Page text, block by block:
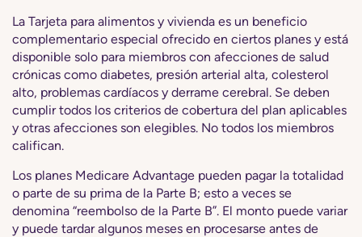
La Tarjeta para alimentos y vivienda es un beneficio
complementario especial ofrecido en ciertos planes y está
disponible solo para miembros con afecciones de salud
crónicas como diabetes, presión arterial alta, colesterol
alto, problemas cardíacos y derrame cerebral. Se deben
cumplir todos los criterios de cobertura del plan aplicables
y otras afecciones son elegibles. No todos los miembros
califican.
Los planes Medicare Advantage pueden pagar la totalidad
o parte de su prima de la Parte B; esto a veces se
denomina “reembolso de la Parte B”. El monto puede variar
y puede tardar algunos meses en procesarse antes de